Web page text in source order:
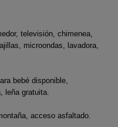
televisión, chimenea,
microondas, lavadora,
bebé disponible,
leña gratuita.
acceso asfaltado.